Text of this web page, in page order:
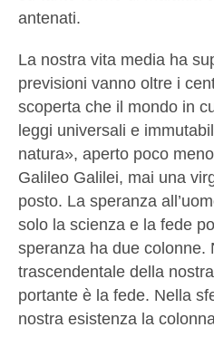
antenati.
La nostra vita media ha
previsioni vanno oltre i
scoperta che il mondo in
leggi universali e
natura», aperto poco
Galileo Galilei, mai una
posto. La speranza
solo la scienza e la fede
speranza ha due colonne.
trascendentale della
portante è la fede. Nella
nostra esistenza la